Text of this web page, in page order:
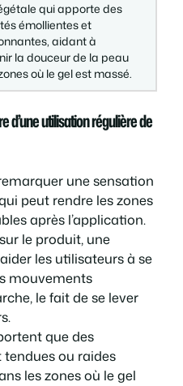
qui apporte des
émollientes et
aidant à
la douceur de la peau
où le gel est massé.
d’une utilisation régulière de
une sensation
peut rendre les zones
après l’application.
le produit, une
les utilisateurs à se
mouvements
le fait de se lever
que des
ou raides
les zones où le gel